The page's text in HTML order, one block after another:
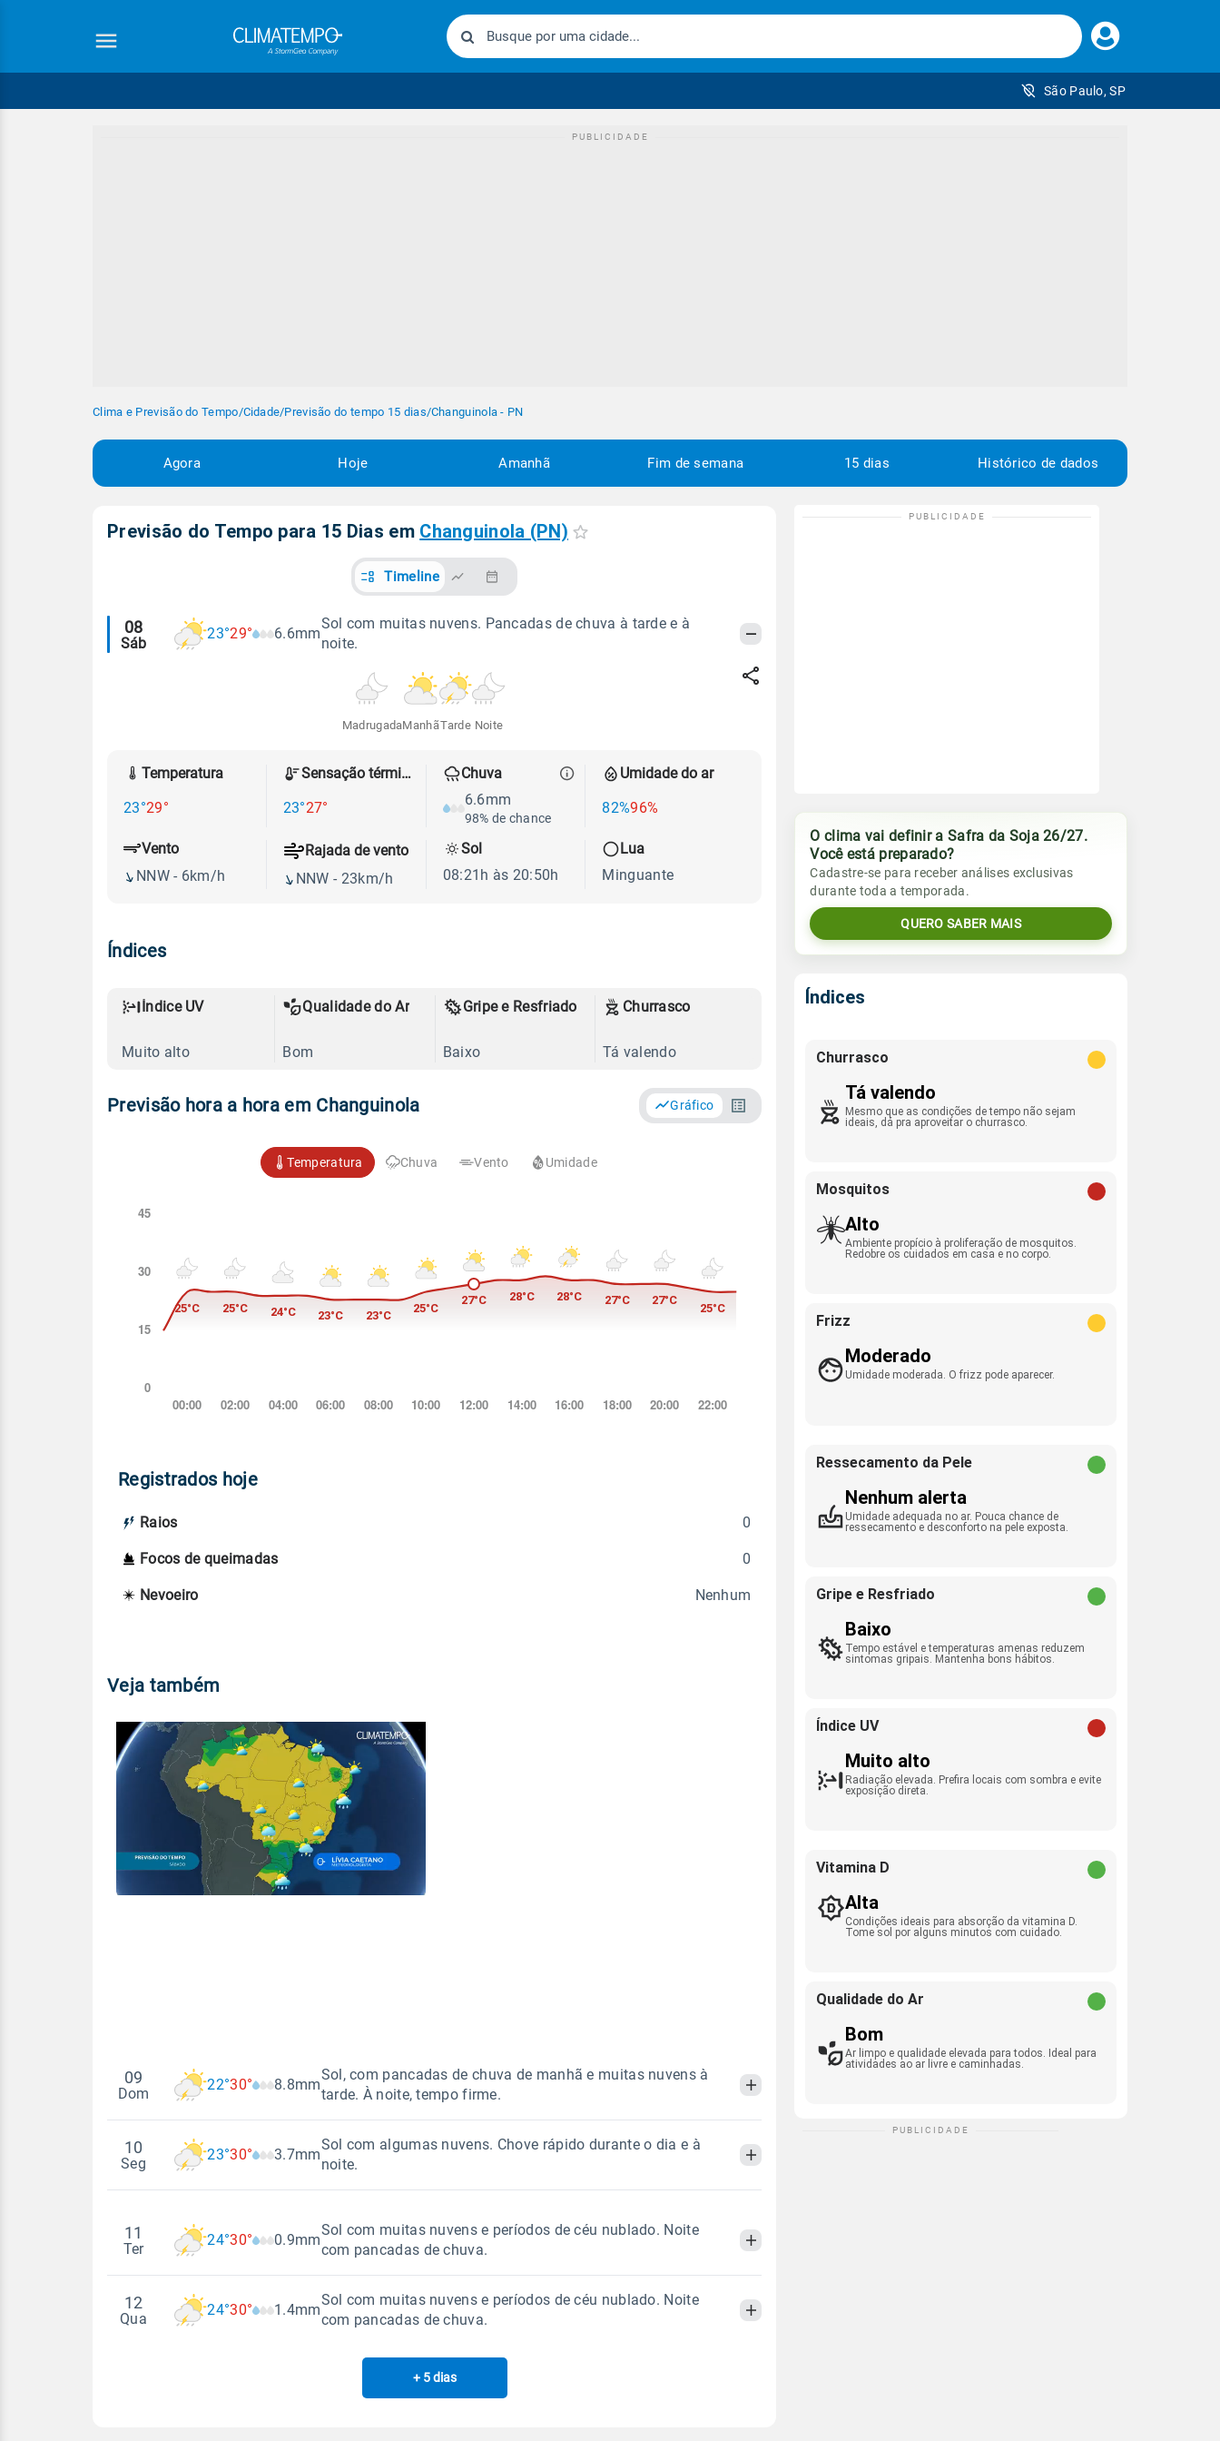
Faça
seu
São Paulo, SP
Clima e Previsão do Tempo/Cidade/Previsão do tempo 15 dias/Changuinola - PN
Agora Hoje Amanhã Fim de semana 15 dias Histórico de dados
Previsão do Tempo para 15 Dias em Changuinola (PN)
Timeline
Alertas
meteorológicos
08
Sáb
23°29° 6.6mm
Sol com muitas nuvens. Pancadas de chuva à tarde e à
noite.
MadrugadaManhãTarde Noite
Temperatura
23°29°
Sensação térmica
23°27°
Chuva
6.6mm
98% de chance
Umidade do ar
82%96%
Vento
NNW - 6km/h
Rajada de vento
NNW - 23km/h
Sol
08:21h às 20:50h
Lua
Minguante
Índices
Índice UV
Muito alto
Qualidade do Ar
Bom
Gripe e Resfriado
Baixo
Churrasco
Tá valendo
Previsão hora a hora em Changuinola Gráfico
Temperatura Chuva Vento Umidade
Registrados hoje
Raios 0
Focos de queimadas 0
Nevoeiro Nenhum
Veja também
09
Dom
22°30° 8.8mm
Sol, com pancadas de chuva de manhã e muitas nuvens à
tarde. À noite, tempo firme.
Madrugada
22°
22°27°
8.8mm
97% de chance
Vento
WNW - 6km/h
WNW - 25km/h
08:21h às 20:50h
Minguante
10
Seg
23°30° 3.7mm
Sol com algumas nuvens. Chove rápido durante o dia e à
noite.
MadrugadaManhã Tarde Noite
Temperatura
23°
Sensação térmica
23°28°
Chuva
3.7mm
90% de chance
Umidade do ar
Rajada de vento
08:21h às 20:49h
11
Ter
24°30° 0.9mm
Sol com muitas nuvens e períodos de céu nublado. Noite
com pancadas de chuva.
Madrugada Manhã Tarde
Sensação térmica
Chuva
12
Qua
24°30° 1.4mm
Sol com muitas nuvens e períodos de céu nublado. Noite
com pancadas de chuva.
ManhãTarde
+ 5 dias
O clima vai definir a Safra da Soja 26/27.
Você está preparado?
Cadastre-se para receber análises exclusivas
durante toda a temporada.
QUERO SABER MAIS
Índices
Churrasco
Tá valendo
Mesmo que as condições de tempo não sejam
ideais, dá pra aproveitar o churrasco.
Mosquitos
Alto
Ambiente propício à proliferação de mosquitos.
Redobre os cuidados em casa e no corpo.
Frizz
Moderado
Umidade moderada. O frizz pode aparecer.
Ressecamento da Pele
Nenhum alerta
Umidade adequada no ar. Pouca chance de
ressecamento e desconforto na pele exposta.
Gripe e Resfriado
Baixo
Tempo estável e temperaturas amenas reduzem
sintomas gripais. Mantenha bons hábitos.
Índice UV
Muito alto
Radiação elevada. Prefira locais com sombra e evite
exposição direta.
Vitamina D
Alta
Condições ideais para absorção da vitamina D.
Tome sol por alguns minutos com cuidado.
Qualidade do Ar
Bom
Ar limpo e qualidade elevada para todos. Ideal para
atividades ao ar livre e caminhadas.